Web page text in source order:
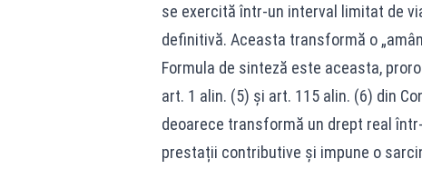
se exercită într-un interval limitat de
definitivă. Aceasta transformă o
Formula de sinteză este aceasta,
art. 1 alin. (5) și art. 115 alin. (6) din
deoarece transformă un drept real
prestații contributive și impune o